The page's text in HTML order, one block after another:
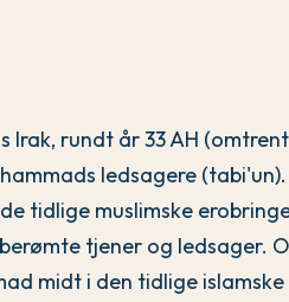
Irak, rundt år 33 AH
ledsagere
tidlige muslimske
tjener og ledsager.
midt i den tidlige islamske